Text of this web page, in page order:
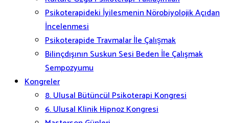
Psikoterapideki İyilesmenin Nörobiyolojik Açıdan
İncelenmesi
Psikoterapide Travmalar İle Çalışmak
Bilinçdışının Suskun Sesi Beden İle Çalışmak
Sempozyumu
Kongreler
8. Ulusal Bütüncül Psikoterapi Kongresi
6. Ulusal Klinik Hipnoz Kongresi